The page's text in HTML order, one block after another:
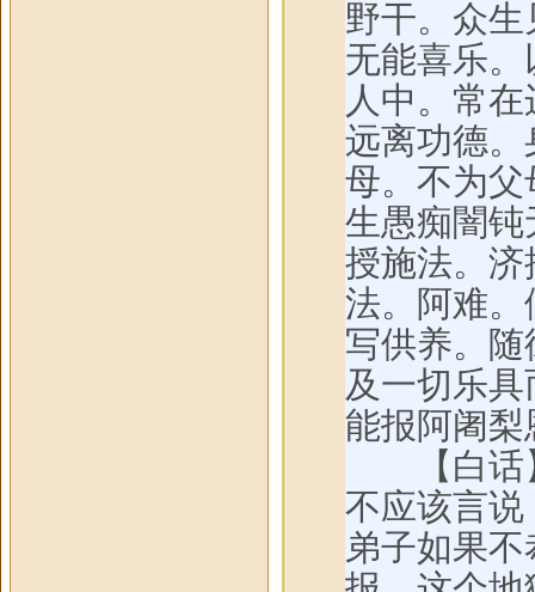
野干。众
无能喜乐
人中。常
远离功德
母。不为
生愚痴闇
授施法。
法。阿难
写供养。
及一切乐
能报阿阇梨
【白话】
不应该言
弟子如果